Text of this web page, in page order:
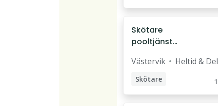
Handledare
Behandlingspedagog
Skötare
pooltjänst
Västervik Heltid &
Skötare
Undersköterska